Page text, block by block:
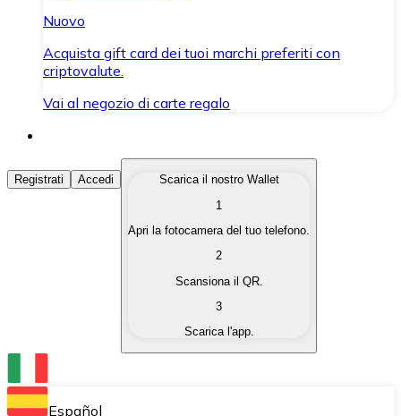
Nuovo
Acquista gift card dei tuoi marchi preferiti con
criptovalute.
Vai al negozio di carte regalo
Acquista Criptovalute
Acquista le criptovalute che ti interessano in modo
Converti le tue criptovalute in valuta fiat quando ne
Scambia una criptovaluta con un'altra
Conserva le tue cripto in un Wallet self-custodial.
Registrati Accedi
Scarica il nostro Wallet
1
Apri la fotocamera del tuo telefono.
2
Scansiona il QR.
3
Scarica l'app.
Español